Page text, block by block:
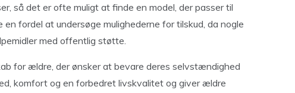
så det er ofte muligt at finde en model, der passer til
fordel at undersøge mulighederne for tilskud, da nogle
med offentlig støtte.
for ældre, der ønsker at bevare deres selvstændighed
komfort og en forbedret livskvalitet og giver ældre